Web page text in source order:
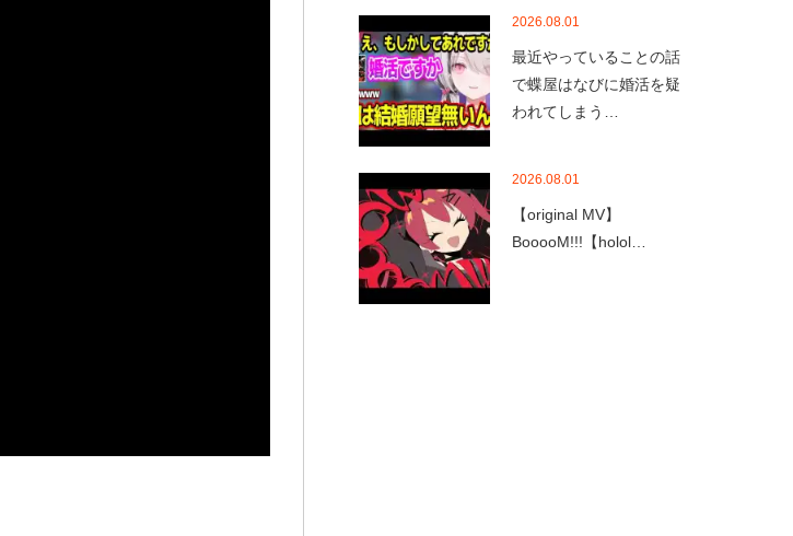
2026.08.01
最近やっていることの話
で蝶屋はなびに婚活を疑
われてしまう…
2026.08.01
【original MV】
BooooM!!!【holol…